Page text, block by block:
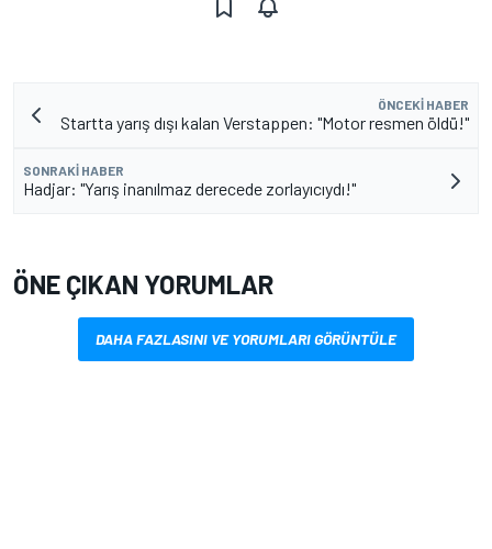
ÖNCEKI HABER
Startta yarış dışı kalan Verstappen: "Motor resmen öldü!"
SONRAKI HABER
Hadjar: "Yarış inanılmaz derecede zorlayıcıydı!"
ÖNE ÇIKAN YORUMLAR
DAHA FAZLASINI VE YORUMLARI GÖRÜNTÜLE